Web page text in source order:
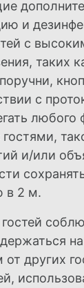
и
с
таких
с
любого
гостями,
и/или
в 2 м.
других